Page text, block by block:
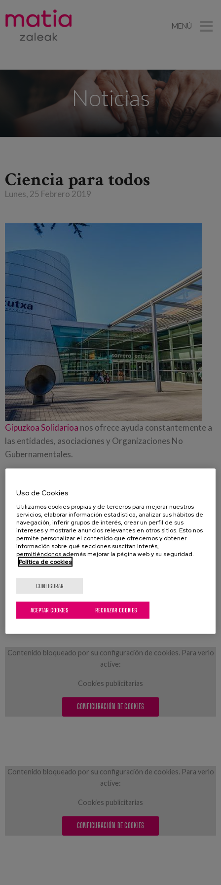
Noticias
Ciencia para todos
Lunes, 25 Febrero 2019
Gipuzkoa Solidarioa nos ofrece ayuda constantemente a
las entidades, asociaciones y Organizaciones No
Gubernamentales.
propuesta de este año: la oportunidad de ir al
ciencia Eureka
. Este museo ofrece muchas opciones en
las visitas para trabajar los sentidos, los conocimientos,
estimular, la memoria, jugar e interactuar juntos.
Ya hemos podido hacer salidas desde Lamourous, Petra
Lekuona y Argixao, y de verdad, como para volver a
repetir. Aquí os dejamos unos vídeos.
otras muchas opciones y apoyo.
Contenido bloqueado por su configuración de cookies. Para verlo
active:
Cookies publicitarias
CONFIGURACIÓN DE COOKIES
Contenido bloqueado por su configuración de cookies. Para verlo
active:
Cookies publicitarias
CONFIGURACIÓN DE COOKIES
MENÚ
Uso de Cookies
Utilizamos cookies propias y de terceros para mejorar nuestros
servicios, elaborar información estadística, analizar sus hábitos de
navegación, inferir grupos de interés, crear un perfil de sus
intereses y mostrarle anuncios relevantes en otros sitios. Esto nos
permite personalizar el contenido que ofrecemos y obtener
información sobre qué secciones suscitan interés,
permitiéndonos además mejorar la página web y su seguridad.
Política de cookies
CONFIGURAR
RECHAZAR COOKIES
ACEPTAR COOKIES